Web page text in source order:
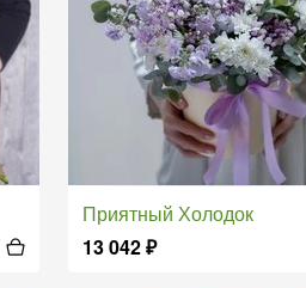
Приятный Холодок
13 042₽